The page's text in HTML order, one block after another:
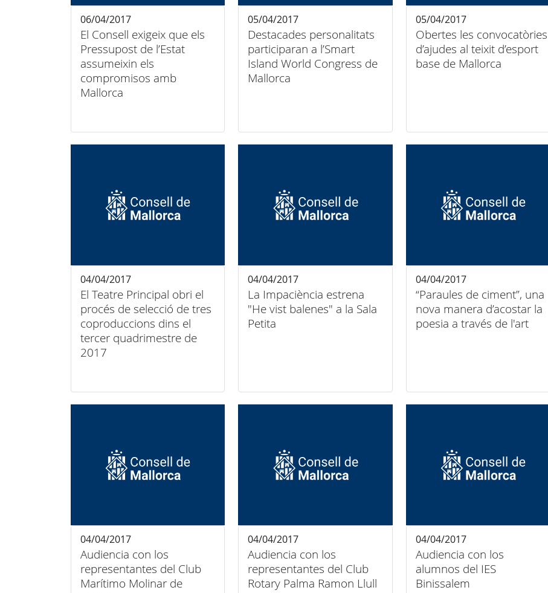
El Consell exigeix que els
Pressupost de l’Estat
assumeixin els
compromisos amb
Mallorca
06/04/2017
Destacades personalitats
participaran a l’Smart
Island World Congress de
Mallorca
05/04/2017
Obertes les convocatòries
d’ajudes al teixit d’esport
base de Mallorca
05/04/2017
El Teatre Principal obri el
procés de selecció de tres
coproduccions dins el
tercer quadrimestre de
2017
04/04/2017
La Impaciència estrena
"He vist balenes" a la Sala
Petita
04/04/2017
“Paraules de ciment”, una
nova manera d’acostar la
poesia a través de l'art
04/04/2017
Audiencia con los
representantes del Club
Marítimo Molinar de
04/04/2017
Audiencia con los
representantes del Club
Rotary Palma Ramon Llull
04/04/2017
Audiencia con los
alumnos del IES
Binissalem
04/04/2017